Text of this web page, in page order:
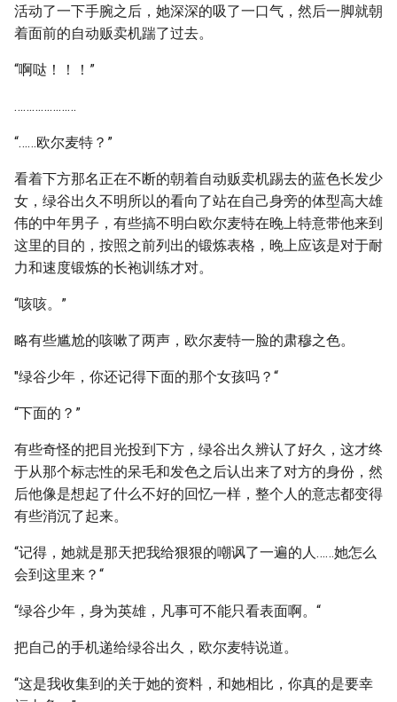
活动了一下手腕之后，她深深的吸了一口气，然后一脚就朝
着面前的自动贩卖机踹了过去。
“啊哒！！！”
…………………
“……欧尔麦特？”
看着下方那名正在不断的朝着自动贩卖机踢去的蓝色长发少
女，绿谷出久不明所以的看向了站在自己身旁的体型高大雄
伟的中年男子，有些搞不明白欧尔麦特在晚上特意带他来到
这里的目的，按照之前列出的锻炼表格，晚上应该是对于耐
力和速度锻炼的长袍训练才对。
“咳咳。”
略有些尴尬的咳嗽了两声，欧尔麦特一脸的肃穆之色。
"绿谷少年，你还记得下面的那个女孩吗？“
“下面的？”
有些奇怪的把目光投到下方，绿谷出久辨认了好久，这才终
于从那个标志性的呆毛和发色之后认出来了对方的身份，然
后他像是想起了什么不好的回忆一样，整个人的意志都变得
有些消沉了起来。
“记得，她就是那天把我给狠狠的嘲讽了一遍的人……她怎么
会到这里来？“
“绿谷少年，身为英雄，凡事可不能只看表面啊。“
把自己的手机递给绿谷出久，欧尔麦特说道。
“这是我收集到的关于她的资料，和她相比，你真的是要幸